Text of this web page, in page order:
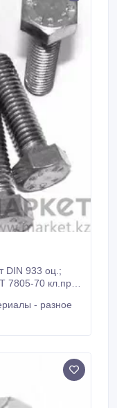
7805-70 кл.пр.
- разное